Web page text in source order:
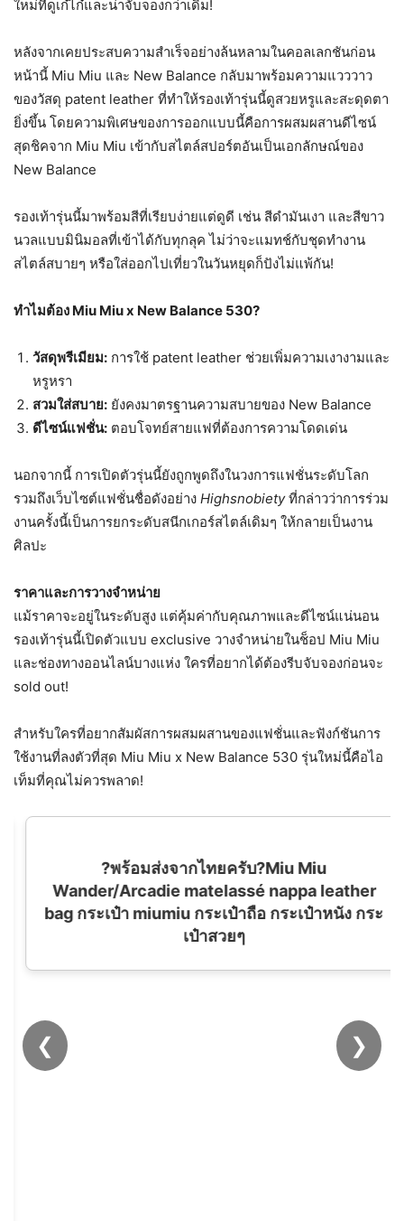
ใหม่ที่ดูเก๋ไก๋และน่าจับจองกว่าเดิม!
หลังจากเคยประสบความสำเร็จอย่างล้นหลามในคอลเลกชันก่อน
หน้านี้ Miu Miu และ New Balance กลับมาพร้อมความแวววาว
ของวัสดุ patent leather ที่ทำให้รองเท้ารุ่นนี้ดูสวยหรูและสะดุดตา
ยิ่งขึ้น โดยความพิเศษของการออกแบบนี้คือการผสมผสานดีไซน์
สุดชิคจาก Miu Miu เข้ากับสไตล์สปอร์ตอันเป็นเอกลักษณ์ของ
New Balance
รองเท้ารุ่นนี้มาพร้อมสีที่เรียบง่ายแต่ดูดี เช่น สีดำมันเงา และสีขาว
นวลแบบมินิมอลที่เข้าได้กับทุกลุค ไม่ว่าจะแมทช์กับชุดทำงาน
สไตล์สบายๆ หรือใส่ออกไปเที่ยวในวันหยุดก็ปังไม่แพ้กัน!
ทำไมต้อง Miu Miu x New Balance 530?
วัสดุพรีเมียม: การใช้ patent leather ช่วยเพิ่มความเงางามและ
หรูหรา
สวมใส่สบาย: ยังคงมาตรฐานความสบายของ New Balance
ดีไซน์แฟชั่น: ตอบโจทย์สายแฟที่ต้องการความโดดเด่น
นอกจากนี้ การเปิดตัวรุ่นนี้ยังถูกพูดถึงในวงการแฟชั่นระดับโลก
รวมถึงเว็บไซต์แฟชั่นชื่อดังอย่าง Highsnobietyที่กล่าวว่าการร่วม
งานครั้งนี้เป็นการยกระดับสนีกเกอร์สไตล์เดิมๆ ให้กลายเป็นงาน
ศิลปะ
ราคาและการวางจำหน่าย
แม้ราคาจะอยู่ในระดับสูง แต่คุ้มค่ากับคุณภาพและดีไซน์แน่นอน
รองเท้ารุ่นนี้เปิดตัวแบบ exclusive วางจำหน่ายในช็อป Miu Miu
และช่องทางออนไลน์บางแห่ง ใครที่อยากได้ต้องรีบจับจองก่อนจะ
sold out!
สำหรับใครที่อยากสัมผัสการผสมผสานของแฟชั่นและฟังก์ชันการ
ใช้งานที่ลงตัวที่สุด Miu Miu x New Balance 530 รุ่นใหม่นี้คือไอ
เท็มที่คุณไม่ควรพลาด!
❮ ❯